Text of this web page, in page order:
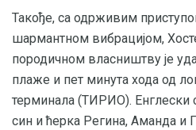
Такође, са одрживим
шармантном вибрацијом,
породичном власништву је
плаже и пет минута хода од
терминала (ТИРИО). Енглески
син и ћерка Регина, Аманда